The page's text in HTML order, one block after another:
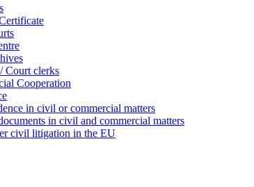
Court clerks
Cooperation
in civil or commercial matters
in civil and commercial matters​​
civil litigation in the EU